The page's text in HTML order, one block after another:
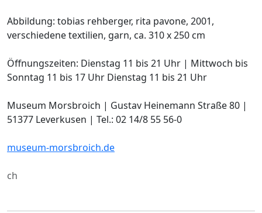
Abbildung: tobias rehberger, rita pavone, 2001,
verschiedene textilien, garn, ca. 310 x 250 cm
Öffnungszeiten: Dienstag 11 bis 21 Uhr | Mittwoch bis
Sonntag 11 bis 17 Uhr Dienstag 11 bis 21 Uhr
Museum Morsbroich | Gustav Heinemann Straße 80 |
51377 Leverkusen | Tel.: 02 14/8 55 56-0
museum-morsbroich.de
ch